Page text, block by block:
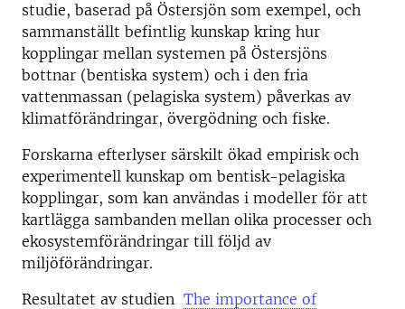
studie, baserad på Östersjön som exempel, och
sammanställt befintlig kunskap kring hur
kopplingar mellan systemen på Östersjöns
bottnar (bentiska system) och i den fria
vattenmassan (pelagiska system) påverkas av
klimatförändringar, övergödning och fiske.
Forskarna efterlyser särskilt ökad empirisk och
experimentell kunskap om bentisk-pelagiska
kopplingar, som kan användas i modeller för att
kartlägga sambanden mellan olika processer och
ekosystemförändringar till följd av
miljöförändringar.
Resultatet av studien The importance of